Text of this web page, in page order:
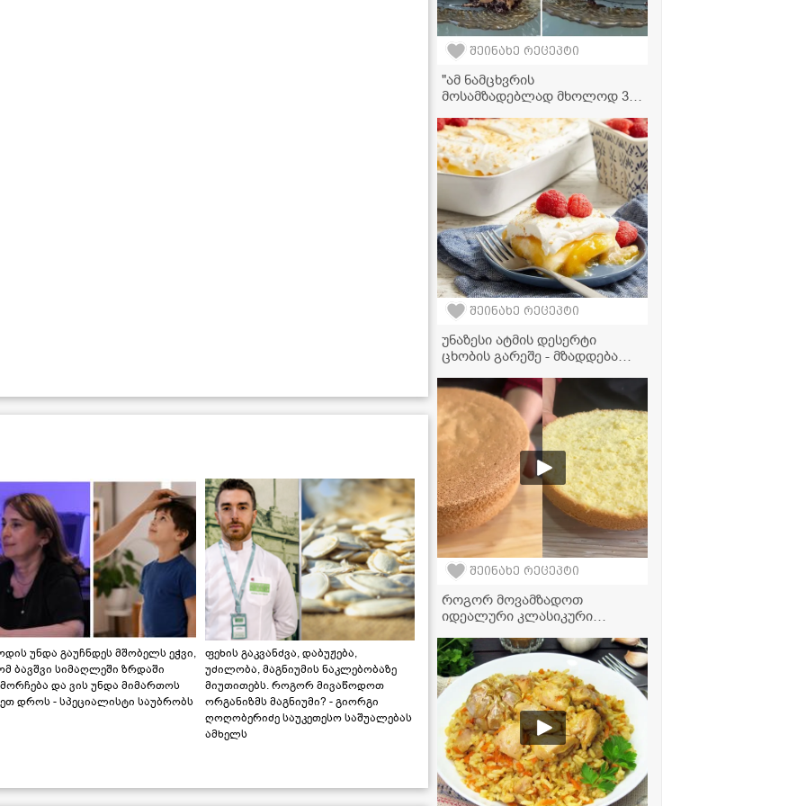
უნდა გაუჩნდეს მშობელს ეჭვი,
ბავშვი სიმაღლეში ზრდაში
და ვის უნდა მიმართოს
დროს - სპეციალისტი საუბრობს
ფეხის გაკვანძვა, დაბუჟება,
უძილობა, მაგნიუმის ნაკლებობაზე
მიუთითებს. როგორ მივაწოდოთ
ორგანიზმს მაგნიუმი? - გიორგი
ღოღობერიძე საუკეთესო საშუალებას
ამხელს
შეინახე რეცეპტი
"ამ ნამცხვრის
მოსამზადებლად მხოლოდ 30
მარტივია და თან
უგემრიელესი გამოდის!" -
მკითხველის ვიდეორეცეპტი
შეინახე რეცეპტი
უნაზესი ატმის დესერტი
ცხობის გარეშე - მზადდება
შეინახე რეცეპტი
როგორ მოვამზადოთ
იდეალური კლასიკური